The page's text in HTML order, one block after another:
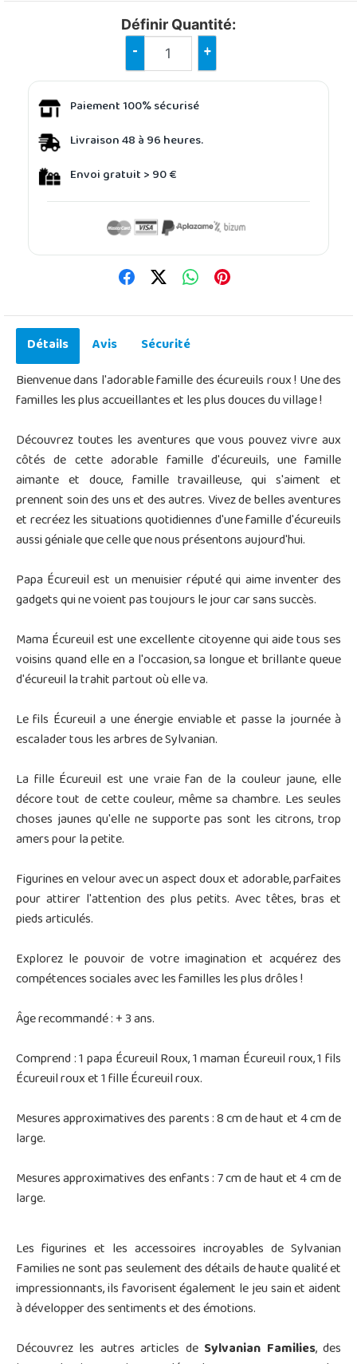
Définir Quantité:
- +
Paiement 100% sécurisé
Livraison 48 à 96 heures.
Envoi gratuit > 90 €
Détails Avis
Sécurité
Bienvenue dans l'adorable famille des écureuils roux ! Une des
familles les plus accueillantes et les plus douces du village !
Découvrez toutes les aventures que vous pouvez vivre aux
côtés de cette adorable famille d'écureuils, une famille
aimante et douce, famille travailleuse, qui s'aiment et
prennent soin des uns et des autres. Vivez de belles aventures
et recréez les situations quotidiennes d'une famille d'écureuils
aussi géniale que celle que nous présentons aujourd'hui.
Papa Écureuil est un menuisier réputé qui aime inventer des
gadgets qui ne voient pas toujours le jour car sans succès.
Mama Écureuil est une excellente citoyenne qui aide tous ses
voisins quand elle en a l'occasion, sa longue et brillante queue
d'écureuil la trahit partout où elle va.
Le fils Écureuil a une énergie enviable et passe la journée à
escalader tous les arbres de Sylvanian.
La fille Écureuil est une vraie fan de la couleur jaune, elle
décore tout de cette couleur, même sa chambre. Les seules
choses jaunes qu'elle ne supporte pas sont les citrons, trop
amers pour la petite.
Figurines en velour avec un aspect doux et adorable, parfaites
pour attirer l'attention des plus petits. Avec têtes, bras et
pieds articulés.
Explorez le pouvoir de votre imagination et acquérez des
compétences sociales avec les familles les plus drôles !
Âge recommandé : + 3 ans.
Comprend : 1 papa Écureuil Roux, 1 maman Écureuil roux, 1 fils
Écureuil roux et 1 fille Écureuil roux.
Mesures approximatives des parents : 8 cm de haut et 4 cm de
large.
Mesures approximatives des enfants : 7 cm de haut et 4 cm de
large.
Les figurines et les accessoires incroyables de Sylvanian
Families ne sont pas seulement des détails de haute qualité et
impressionnants, ils favorisent également le jeu sain et aident
à développer des sentiments et des émotions.
Découvrez les autres articles de Sylvanian Families, des